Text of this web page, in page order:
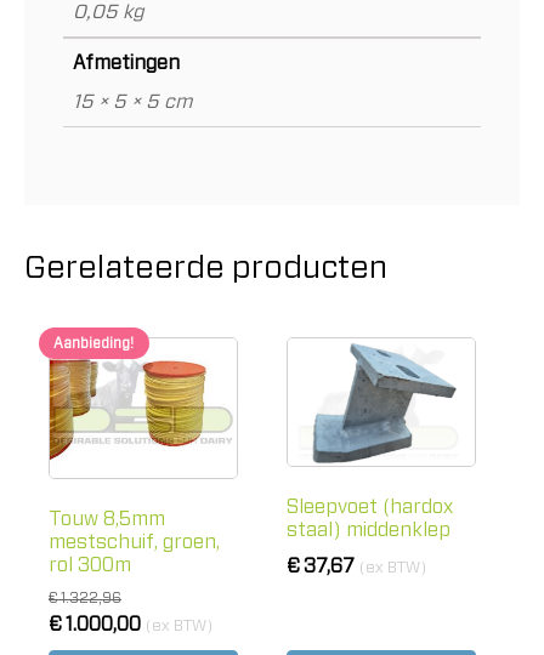
0,05 kg
Afmetingen
15 × 5 × 5 cm
Gerelateerde producten
Aanbieding!
Touw 8,5mm
mestschuif, groen,
rol 300m
€1.322,96
Oorspronkelijke
€1.000,00 Huidige
(ex BTW)
Sleepvoet (hardox
staal) middenklep
€37,67 (ex BTW)